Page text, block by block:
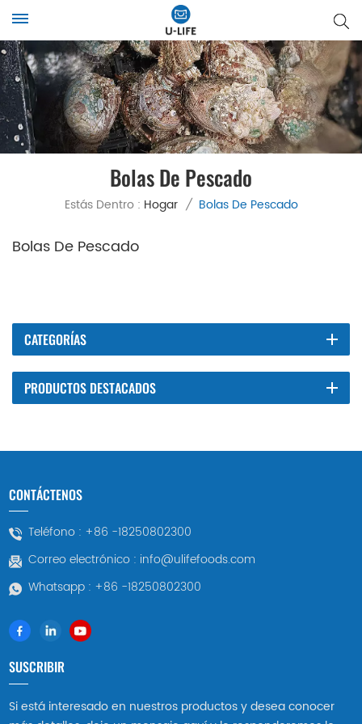
Bolas De Pescado
Estás Dentro : Hogar / Bolas De Pescado
Bolas De Pescado
CATEGORÍAS
PRODUCTOS DESTACADOS
CONTÁCTENOS
Teléfono : +86 -18250802300
Correo electrónico : info@ulifefoods.com
Whatsapp : +86 -18250802300
SUSCRIBIR
Si está interesado en nuestros productos y desea conocer